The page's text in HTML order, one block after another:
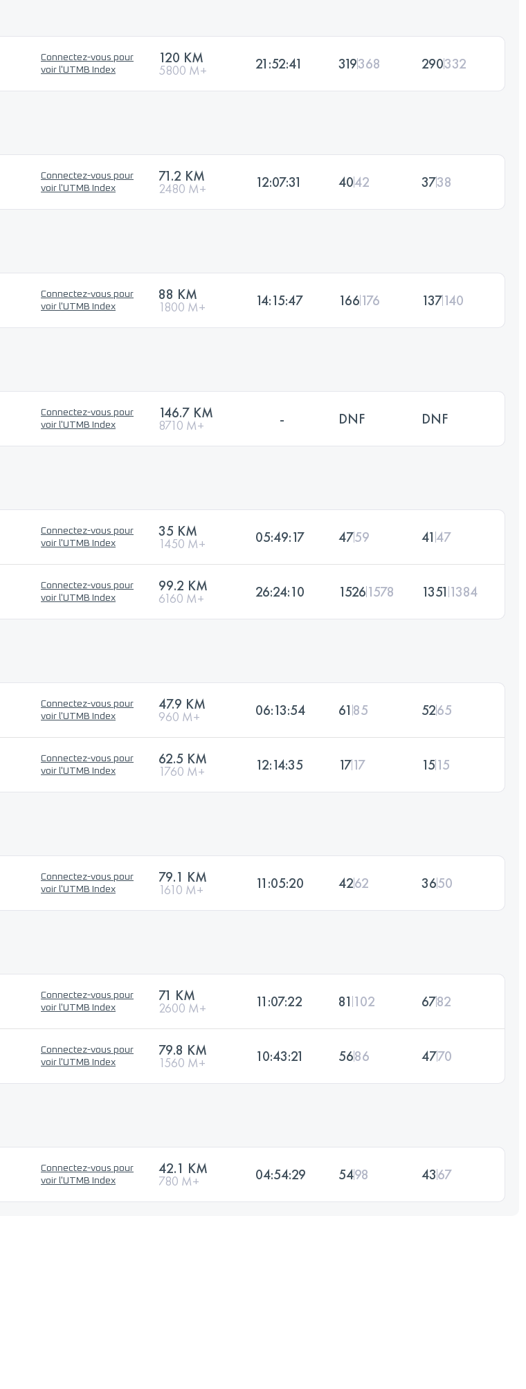
Connectez-vous pour
voir l'UTMB Index
120 KM
5800 M+ 21:52:41 319368 290332
Connectez-vous pour
voir l'UTMB Index
71.2 KM
2480 M+ 12:07:31 4042 3738
Connectez-vous pour
voir l'UTMB Index
88 KM
1800 M+ 14:15:47 166176 137140
Connectez-vous pour
voir l'UTMB Index
146.7 KM
8710 M+ - DNF DNF
Connectez-vous pour
voir l'UTMB Index
35 KM
1450 M+ 05:49:17 4759 41 47
Connectez-vous pour
voir l'UTMB Index
99.2 KM
6160 M+ 26:24:10 15261578 1351 1384
Connectez-vous pour
voir l'UTMB Index
47.9 KM
960 M+ 06:13:54 61 85 5265
Connectez-vous pour
voir l'UTMB Index
62.5 KM
1760 M+ 12:14:35 1717 1515
Connectez-vous pour
voir l'UTMB Index
79.1 KM
1610 M+ 11:05:20 4262 3650
Connectez-vous pour
voir l'UTMB Index
71 KM
2600 M+ 11:07:22 81 102 6782
Connectez-vous pour
voir l'UTMB Index
79.8 KM
1560 M+ 10:43:21 5686 4770
Connectez-vous pour
voir l'UTMB Index
42.1 KM
780 M+ 04:54:29 5498 4367